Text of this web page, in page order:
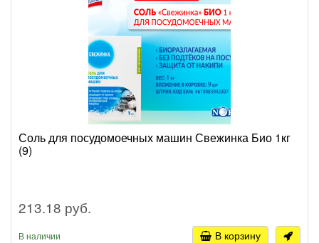
Соль для посудомоечных машин Свежинка Био 1кг
(9)
213.18 руб.
В наличии В корзину